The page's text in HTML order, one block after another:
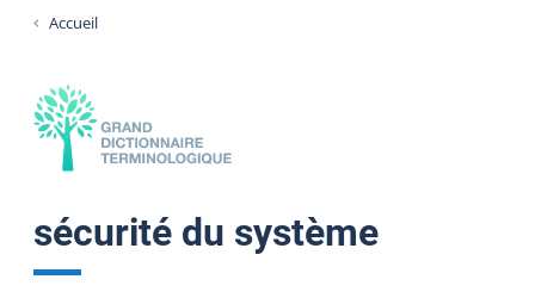
Accueil
sécurité du système